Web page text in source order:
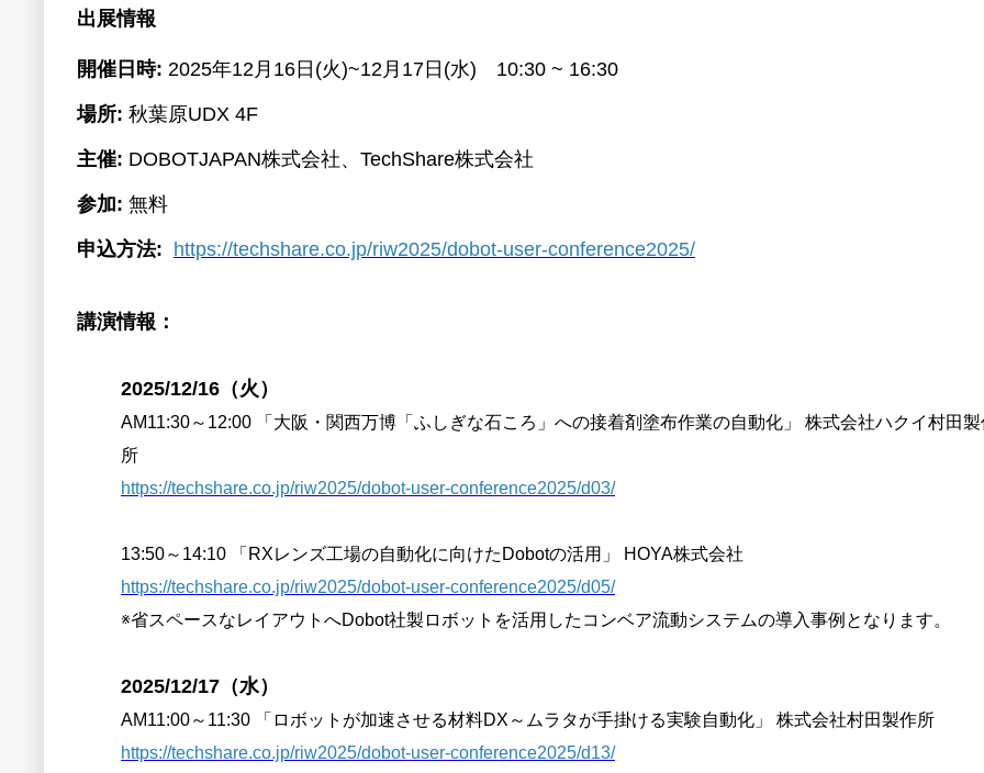
出展情報
開催日時: 2025年12月16日(火)~12月17日(水) 10:30 ~ 16:30
場所: 秋葉原UDX 4F
主催: DOBOTJAPAN株式会社、TechShare株式会社
参加: 無料
申込方法: https://techshare.co.jp/riw2025/dobot-user-conference2025/
講演情報：
2025/12/16（火）
AM11:30～12:00 「大阪・関西万博「ふしぎな石ころ」への接着剤塗布作業の自動化」 株式会社ハクイ村田製
所
https://techshare.co.jp/riw2025/dobot-user-conference2025/d03/
13:50～14:10 「RXレンズ工場の自動化に向けたDobotの活用」 HOYA株式会社
https://techshare.co.jp/riw2025/dobot-user-conference2025/d05/
※省スペースなレイアウトへDobot社製ロボットを活用したコンベア流動システムの導入事例となります。
2025/12/17（水）
AM11:00～11:30 「ロボットが加速させる材料DX～ムラタが手掛ける実験自動化」 株式会社村田製作所
https://techshare.co.jp/riw2025/dobot-user-conference2025/d13/